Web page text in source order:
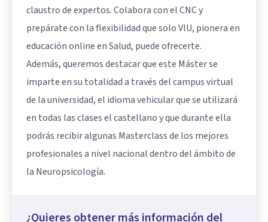
claustro de expertos. Colabora con el CNC y
prepárate con la flexibilidad que solo VIU, pionera en
educación online en Salud, puede ofrecerte.
Además, queremos destacar que este Máster se
imparte en su totalidad a través del campus virtual
de la universidad, el idioma vehicular que se utilizará
en todas las clases el castellano y que durante ella
podrás recibir algunas Masterclass de los mejores
profesionales a nivel nacional dentro del ámbito de
la Neuropsicología.
¿Quieres obtener más información del